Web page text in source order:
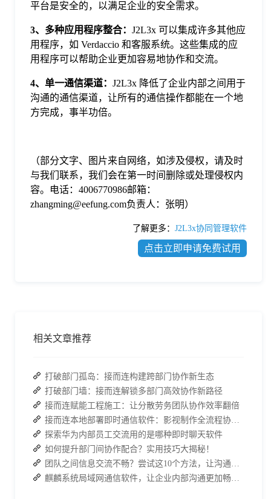
平台是安全的，以满足企业的安全需求。
3、多种应用程序整合： J2L3x 可以集成许多其他应
用程序，如 Verdaccio 和客服系统。这些集成的应
用程序可以帮助企业更加容易地协作和交流。
4、单一通信渠道： J2L3x 降低了企业内部之间用于
沟通的通信渠道，让所有的通信操作都能在一个地
方完成，事半功倍。
（部分文字、图片来自网络，如涉及侵权，请及时
与我们联系，我们会在第一时间删除或处理侵权内
容。电话：4006770986邮箱：
zhangming@eefung.com负责人：张明）
了解更多： J2L3x协同管理软件
点击立即申请免费试用
相关文章推荐
打破部门孤岛：接而连构建跨部门协作新生态
打破部门墙：接而连解锁多部门高效协作新路径
接而连赋能工程施工：让分散劳务团队协作效率翻倍
接而连本地部署即时通信软件：影视制作全流程协同的安全保障
探索华为内部员工交流用的是哪种即时聊天软件
如何提升部门间协作配合？实用技巧大揭秘！
团队之间信息交流不畅？尝试这10个方法，让沟通更顺畅！
麒麟系统局域网通信软件，让企业内部沟通更加畅通无阻